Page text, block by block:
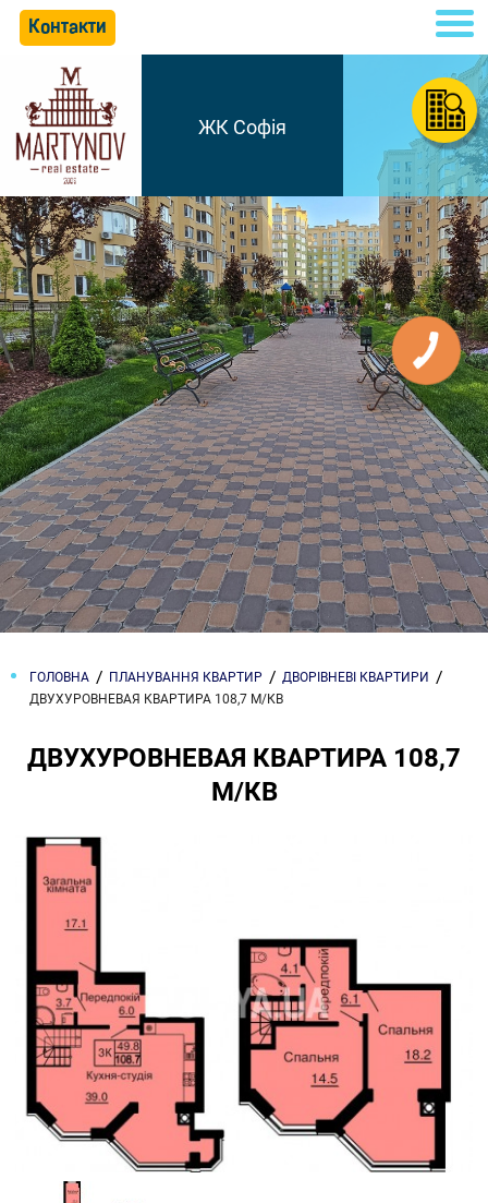
Контакти
ЖК Софія
ГОЛОВНА ПЛАНУВАННЯ КВАРТИР
ДВОРІВНЕВІ КВАРТИРИ
ДВУХУРОВНЕВАЯ КВАРТИРА 108,7 М/КВ
ДВУХУРОВНЕВАЯ КВАРТИРА 108,7
М/КВ